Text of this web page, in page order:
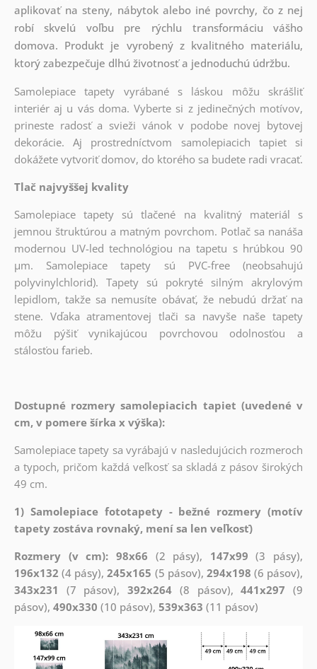
aplikovať na steny, nábytok alebo iné povrchy, čo z nej
robí skvelú voľbu pre rýchlu transformáciu vášho
domova. Produkt je vyrobený z kvalitného materiálu,
ktorý zabezpečuje dlhú životnosť a jednoduchú údržbu.
Samolepiace tapety vyrábané s láskou môžu skrášliť
interiér aj u vás doma. Vyberte si z jedinečných motívov,
prineste radosť a svieži vánok v podobe novej bytovej
dekorácie. Aj prostredníctvom samolepiacich tapiet si
dokážete vytvoriť domov, do ktorého sa budete radi vracať.
Tlač najvyššej kvality
Samolepiace tapety sú tlačené na kvalitný materiál s
jemnou štruktúrou a matným povrchom. Potlač sa nanáša
modernou UV-led technológiou na tapetu s hrúbkou 90
µm. Samolepiace tapety sú PVC-free (neobsahujú
polyvinylchlorid). Tapety sú pokryté silným akrylovým
lepidlom, takže sa nemusíte obávať, že nebudú držať na
stene. Vďaka atramentovej tlači sa navyše naše tapety
môžu pýšiť vynikajúcou povrchovou odolnosťou a
stálosťou farieb.
Dostupné rozmery samolepiacich tapiet (uvedené v
cm, v pomere šírka x výška):
Samolepiace tapety sa vyrábajú v nasledujúcich rozmeroch
a typoch, pričom každá veľkosť sa skladá z pásov širokých
49 cm.
1) Samolepiace fototapety - bežné rozmery (motív
tapety zostáva rovnaký, mení sa len veľkosť)
Rozmery (v cm): 98x66 (2 pásy), 147x99 (3 pásy),
196x132 (4 pásy),245x165 (5 pásov), 294x198 (6 pásov),
343x231
(7 pásov),392x264 (8 pásov),441x297 (9
pásov), 490x330 (10 pásov), 539x363 (11 pásov)